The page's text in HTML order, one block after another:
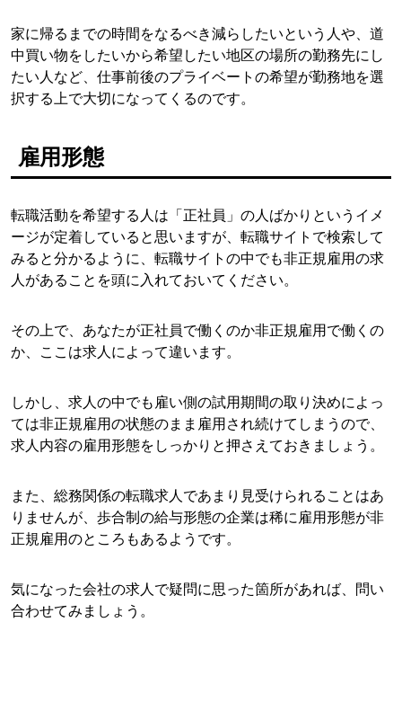
家に帰るまでの時間をなるべき減らしたいという人や、道
中買い物をしたいから希望したい地区の場所の勤務先にし
たい人など、仕事前後のプライベートの希望が勤務地を選
択する上で大切になってくるのです。
雇用形態
転職活動を希望する人は「正社員」の人ばかりというイメ
ージが定着していると思いますが、転職サイトで検索して
みると分かるように、転職サイトの中でも非正規雇用の求
人があることを頭に入れておいてください。
その上で、あなたが正社員で働くのか非正規雇用で働くの
か、ここは求人によって違います。
しかし、求人の中でも雇い側の試用期間の取り決めによっ
ては非正規雇用の状態のまま雇用され続けてしまうので、
求人内容の雇用形態をしっかりと押さえておきましょう。
また、総務関係の転職求人であまり見受けられることはあ
りませんが、歩合制の給与形態の企業は稀に雇用形態が非
正規雇用のところもあるようです。
気になった会社の求人で疑問に思った箇所があれば、問い
合わせてみましょう。